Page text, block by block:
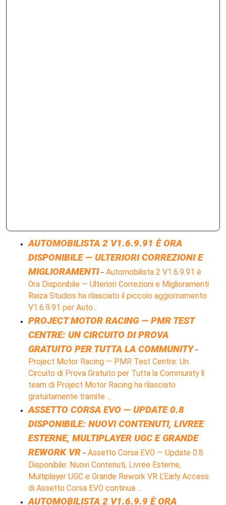
AUTOMOBILISTA 2 V1.6.9.91 È ORA
DISPONIBILE — ULTERIORI CORREZIONI E
MIGLIORAMENTI – Automobilista 2 V1.6.9.91 è
Ora Disponibile — Ulteriori Correzioni e Miglioramenti
Reiza Studios ha rilasciato il piccolo aggiornamento
V1.6.9.91 per Auto...
PROJECT MOTOR RACING — PMR TEST
CENTRE: UN CIRCUITO DI PROVA
GRATUITO PER TUTTA LA COMMUNITY –
Project Motor Racing — PMR Test Centre: Un
Circuito di Prova Gratuito per Tutta la Community Il
team di Project Motor Racing ha rilasciato
gratuitamente tramite ...
ASSETTO CORSA EVO — UPDATE 0.8
DISPONIBILE: NUOVI CONTENUTI, LIVREE
ESTERNE, MULTIPLAYER UGC E GRANDE
REWORK VR – Assetto Corsa EVO — Update 0.8
Disponibile: Nuovi Contenuti, Livree Esterne,
Multiplayer UGC e Grande Rework VR L'Early Access
di Assetto Corsa EVO continua ...
AUTOMOBILISTA 2 V1.6.9.9 È ORA